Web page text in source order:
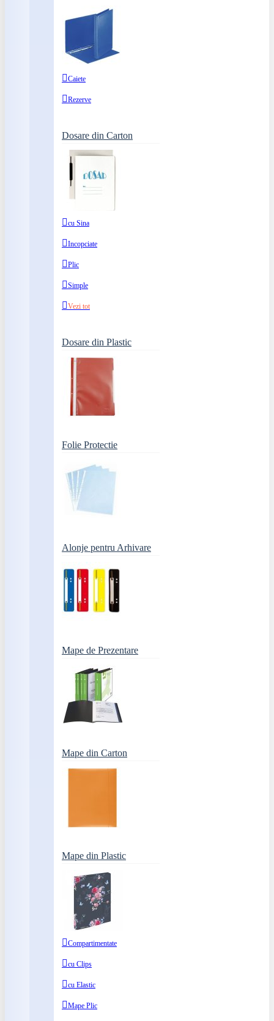
Caiete
Rezerve
Dosare din Carton
cu Sina
Incopciate
Plic
Simple
Vezi tot
Dosare din Plastic
Folie Protectie
Alonje pentru Arhivare
Mape de Prezentare
Mape din Carton
Mape din Plastic
Compartimentate
cu Clips
cu Elastic
Mape Plic